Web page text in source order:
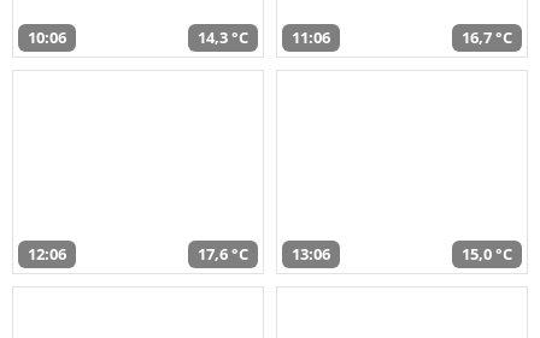
10:06 14,3 °C 11:06 16,7 °C
12:06 17,6 °C 13:06 15,0 °C